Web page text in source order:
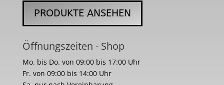
PRODUKTE ANSEHEN
Öffnungszeiten - Shop
Mo. bis Do. von 09:00 bis 17:00 Uhr
Fr. von 09:00 bis 14:00 Uhr